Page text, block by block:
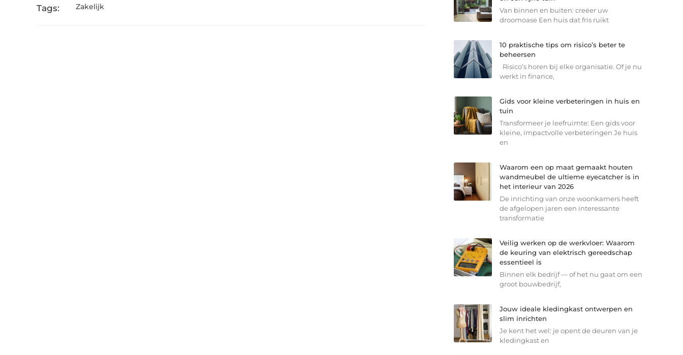
Tags: Zakelijk
Van binnen en buiten: creëer uw
droomoase Een huis dat fris ruikt
10 praktische tips om risico’s beter te
beheersen
Risico’s horen bij elke organisatie. Of je nu
werkt in finance,
Gids voor kleine verbeteringen in huis en
tuin
Transformeer je leefruimte: Een gids voor
kleine, impactvolle verbeteringen Je huis
en
Waarom een op maat gemaakt houten
wandmeubel de ultieme eyecatcher is in
het interieur van 2026
De inrichting van onze woonkamers heeft
de afgelopen jaren een interessante
transformatie
Veilig werken op de werkvloer: Waarom
de keuring van elektrisch gereedschap
essentieel is
Binnen elk bedrijf — of het nu gaat om een
groot bouwbedrijf,
Jouw ideale kledingkast ontwerpen en
slim inrichten
Je kent het wel: je opent de deuren van je
kledingkast en